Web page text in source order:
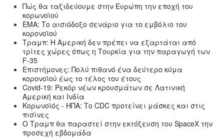
Πώς θα ταξιδεύουμε στην Ευρώπη την εποχή του
κορωνοϊού
ΕΜΑ: Το αισιόδοξο σενάριο για το εμβόλιο του
κορονοϊού
Τραμπ: Η Αμερική δεν πρέπει να εξαρτάται από
τρίτες χώρες όπως η Τουρκία για την παραγωγή των
F-35
Επιστήμονες: Πολύ πιθανό ένα δεύτερο κύμα
κορονοϊού έως το τέλος του έτους
Covid-19: Ρεκόρ νέων κρουσμάτων σε Λατινική
Αμερική και Ινδία
Κορωνοϊός - ΗΠΑ: Το CDC προτείνει μάσκες και στις
πισίνες
Ο Τραμπ θα παραστεί στην εκτόξευση του SpaceX την
προσεχή εβδομάδα